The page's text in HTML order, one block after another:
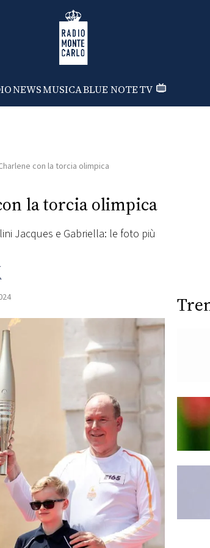
Radio Monte Carlo
NEWSMUSICABLUE NOTETV
con la torcia olimpica
la torcia olimpica
Jacques e Gabriella: le foto più